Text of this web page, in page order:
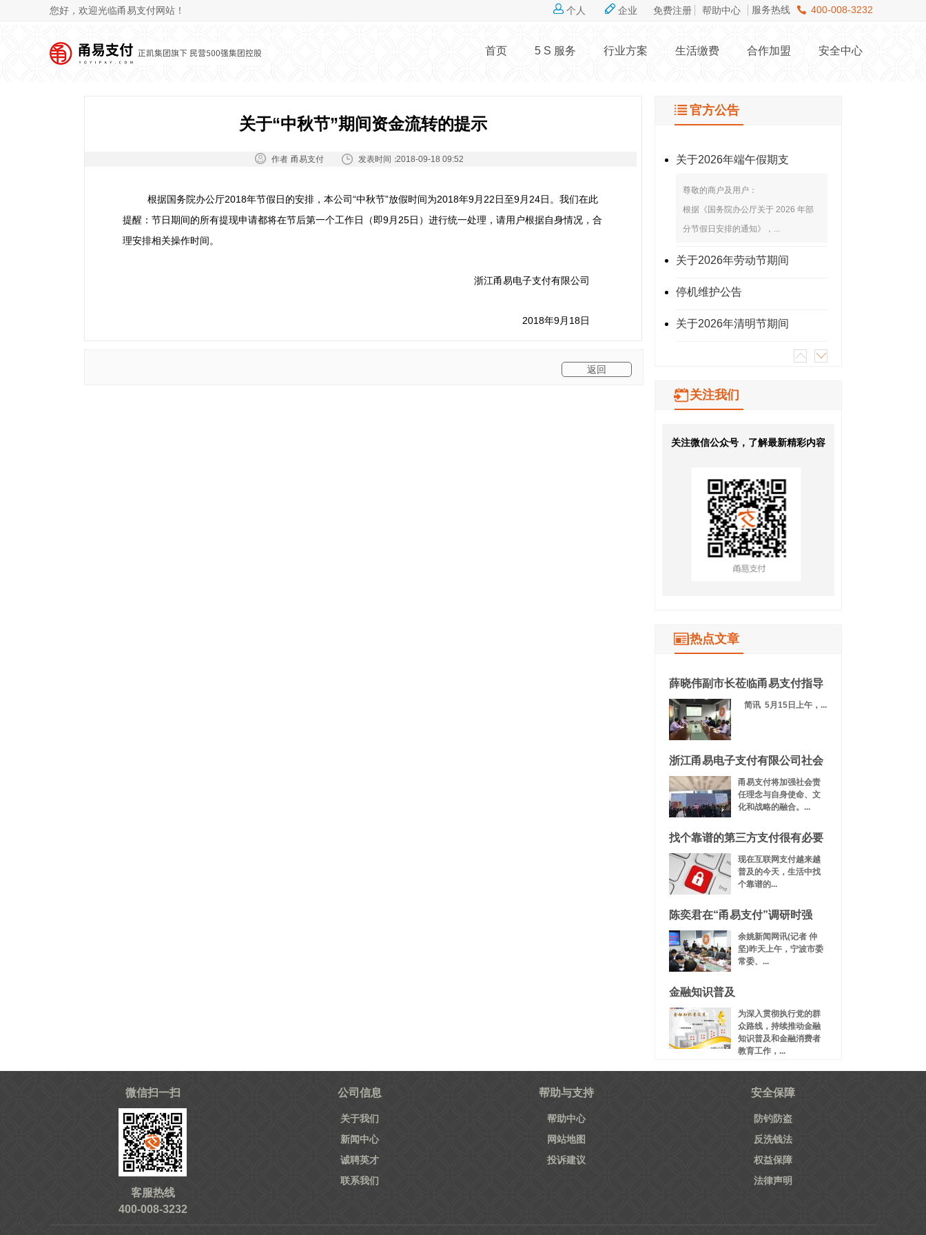
您好，欢迎光临甬易支付网站！ 免费注册 帮助中心 服务热线 400-008-3232
个人 企业
首页 5 S 服务 行业方案 生活缴费 合作加盟 安全中心
关于“中秋节”期间资金流转的提示
作者：甬易支付 发表时间：2018-09-18 09:52
根据国务院办公厅2018年节假日的安排，本公司“中秋节”放假时间为2018年9月22日至9月24日。我们在此
提醒：节日期间的所有提现申请都将在节后第一个工作日（即9月25日）进行统一处理，请用户根据自身情况，合
理安排相关操作时间。
浙江甬易电子支付有限公司
2018年9月18日
返回
官方公告
关于2026年端午假期支
尊敬的商户及用户：
根据《国务院办公厅关于 2026 年部
分节假日安排的通知》，...
关于2026年劳动节期间
停机维护公告
关于2026年清明节期间
关注我们
关注微信公众号，了解最新精彩内容
热点文章
薛晓伟副市长莅临甬易支付指导
简讯 5月15日上午，...
浙江甬易电子支付有限公司社会
甬易支付将加强社会责
任理念与自身使命、文
化和战略的融合。...
找个靠谱的第三方支付很有必要
现在互联网支付越来越
普及的今天，生活中找
个靠谱的...
陈奕君在“甬易支付”调研时强
余姚新闻网讯(记者 仲
坚)昨天上午，宁波市委
常委、...
金融知识普及
为深入贯彻执行党的群
众路线，持续推动金融
知识普及和金融消费者
教育工作，...
微信扫一扫
客服热线
400-008-3232
公司信息
关于我们
新闻中心
诚聘英才
联系我们
帮助与支持
帮助中心
网站地图
投诉建议
安全保障
防钓防盗
反洗钱法
权益保障
法律声明